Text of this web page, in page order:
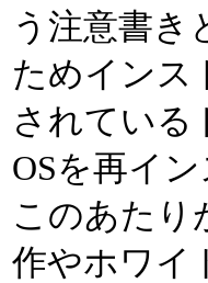
う注意書き
ためインス
されている
OSを再イ
このあたり
作やホワイ